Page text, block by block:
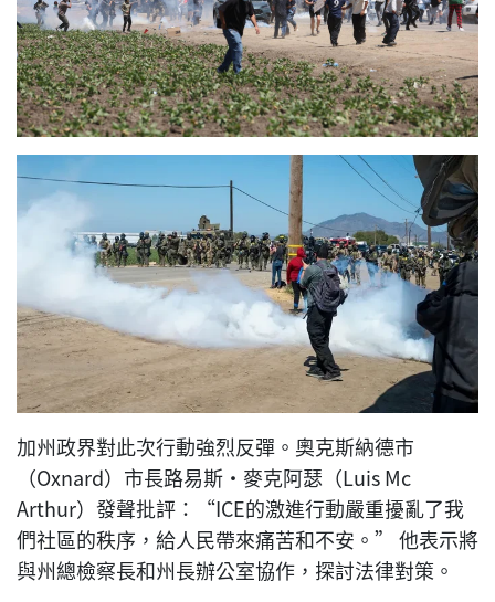
加州政界對此次行動強烈反彈。奧克斯納德市
（Oxnard）市長路易斯·麥克阿瑟（Luis Mc
Arthur）發聲批評：“ICE的激進行動嚴重擾亂了我
們社區的秩序，給人民帶來痛苦和不安。” 他表示將
與州總檢察長和州長辦公室協作，探討法律對策。